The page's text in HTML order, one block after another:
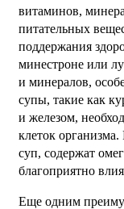
витаминов,
питательных
поддержания
минестроне или
и минералов,
супы, такие как
и железом,
клеток
суп, содержат
благоприятно
Еще одним